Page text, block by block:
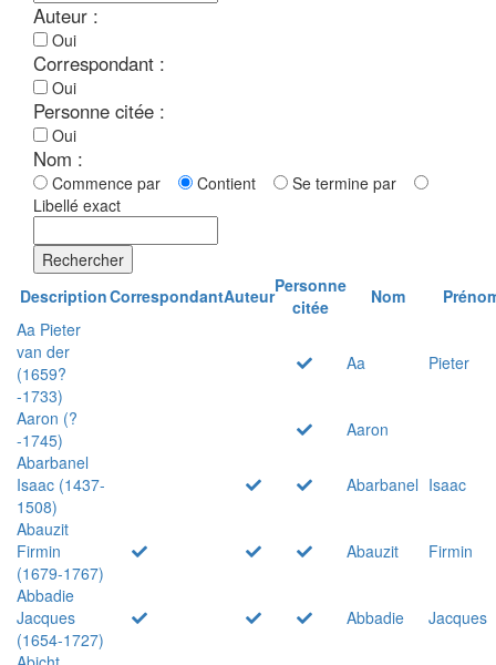
Auteur :
Oui
Correspondant :
Oui
Personne citée :
Oui
Nom :
Commence par Contient
Se termine par
Libellé exact
Rechercher
DescriptionCorrespondantAuteurPersonne
citée
Nom
Aa Pieter
van der
(1659?
-1733)
Aa Pieter
Aaron (?
-1745)
Aaron
Abarbanel
Isaac (1437-
1508)
Abarbanel Isaac
Abauzit
Firmin
(1679-1767)
Abauzit
Firmin
Abbadie
Jacques
(1654-1727)
Abbadie
Jacques